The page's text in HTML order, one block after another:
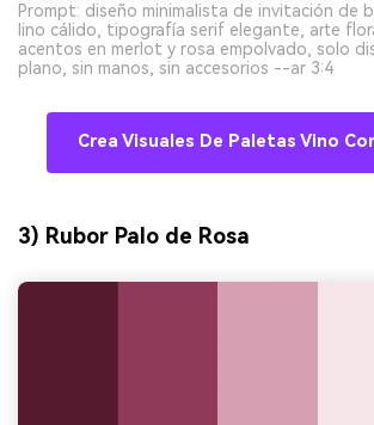
Prompt: diseño minimalista de invitación de
lino cálido, tipografía serif elegante, arte
acentos en merlot y rosa empolvado, solo
plano, sin manos, sin accesorios --ar 3:4
Crea Visuales De Paletas Vino
3) Rubor Palo de Rosa